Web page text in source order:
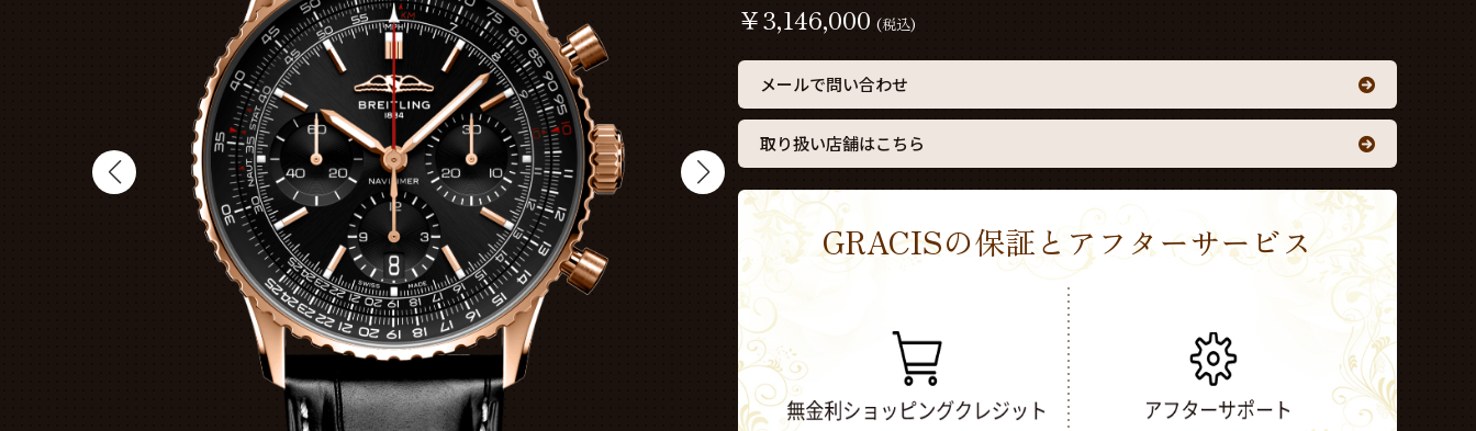
￥3,146,000 (税込)
メールで問い合わせ
取り扱い店舗はこちら
GRACISの保証とアフターサービス